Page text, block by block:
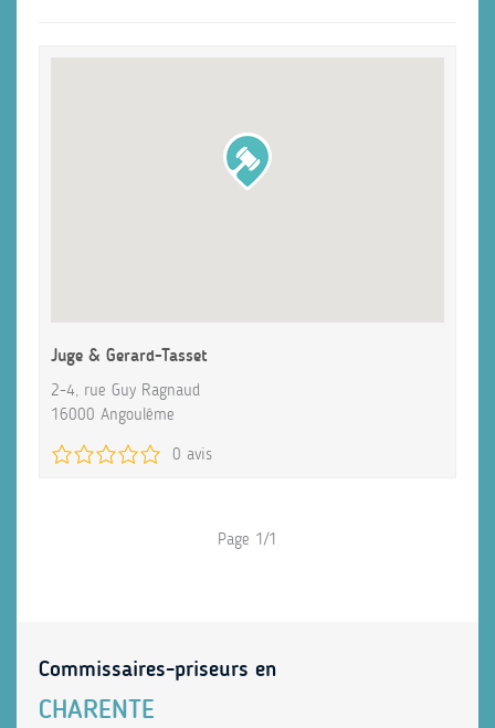
Juge & Gerard-Tasset
2-4, rue Guy Ragnaud
16000 Angoulême
0 avis
Page 1/1
Commissaires-priseurs en
CHARENTE